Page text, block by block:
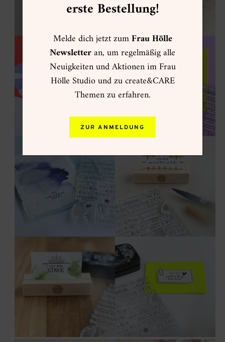
erste Bestellung!
Melde dich jetzt zumFrau Hölle
Newsletteran, um regelmäßig alle
Neuigkeiten und Aktionen im Frau
Hölle Studio und zu create&CARE
Themen zu erfahren.
ZUR ANMELDUNG